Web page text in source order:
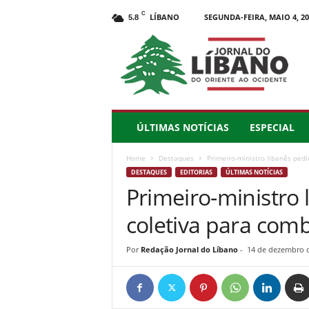
5.8 C LÍBANO SEGUNDA-FEIRA, MAIO 4,
o
ÚLTIMAS NOTÍCIAS ESPECIAL
Home Destaques Primeiro-ministro libanês
DESTAQUES EDITORIAS ÚLTIMAS NOTÍCIAS
Primeiro-ministro
coletiva para
Por Redação Jornal do Líbano- 14 de dezembro